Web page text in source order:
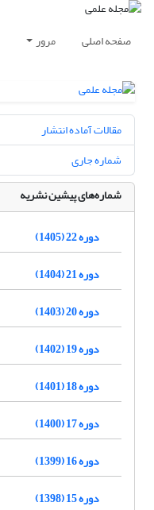
صفحه اصلی مرور
مقالات آماده انتشار
شماره جاری
شماره‌های پیشین نشریه
دوره 22 (1405)
دوره 21 (1404)
دوره 20 (1403)
دوره 19 (1402)
دوره 18 (1401)
دوره 17 (1400)
دوره 16 (1399)
دوره 15 (1398)